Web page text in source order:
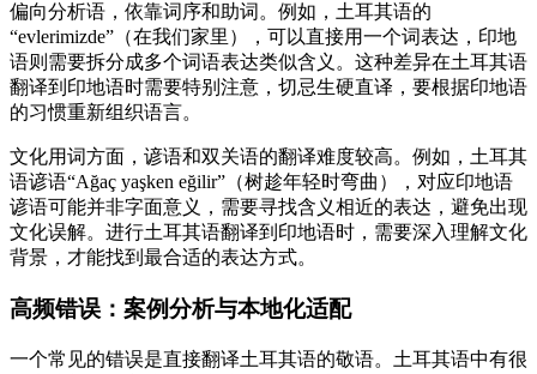
偏向分析语，依靠词序和助词。例如，土耳其语的
“evlerimizde”（在我们家里），可以直接用一个词表达，印地
语则需要拆分成多个词语表达类似含义。这种差异在土耳其语
翻译到印地语时需要特别注意，切忌生硬直译，要根据印地语
的习惯重新组织语言。
文化用词方面，谚语和双关语的翻译难度较高。例如，土耳其
语谚语“Ağaç yaşken eğilir”（树趁年轻时弯曲），对应印地语
谚语可能并非字面意义，需要寻找含义相近的表达，避免出现
文化误解。进行土耳其语翻译到印地语时，需要深入理解文化
背景，才能找到最合适的表达方式。
高频错误：案例分析与本地化适配
一个常见的错误是直接翻译土耳其语的敬语。土耳其语中有很